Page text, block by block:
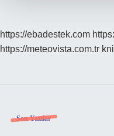
https://ebadestek.com
https://meteovista.com.tr
Sidebar
Son Yazılar